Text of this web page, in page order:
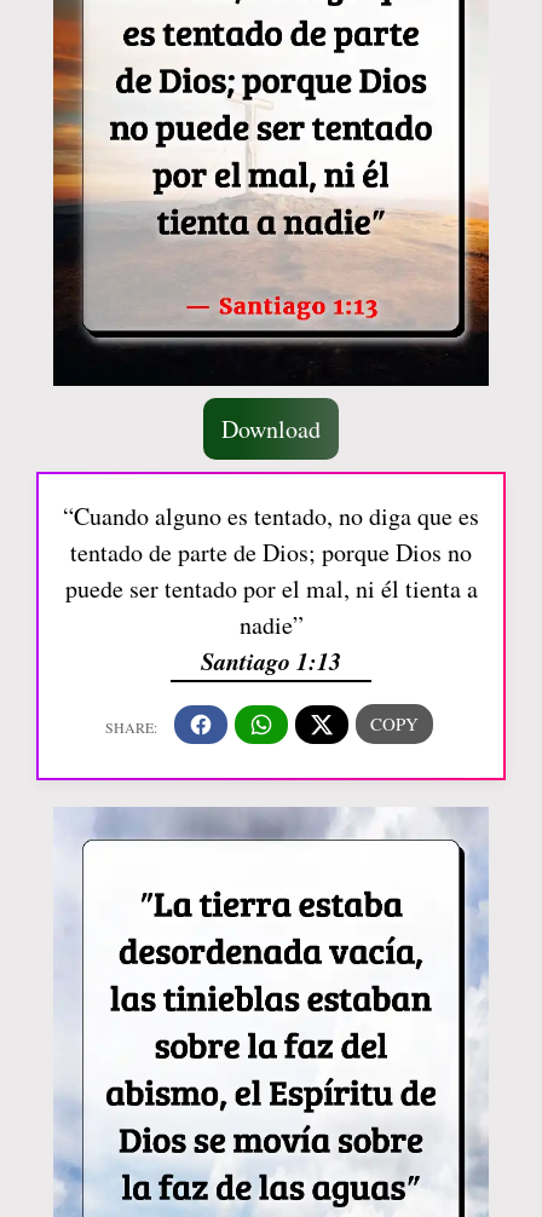
Download
“Cuando alguno es tentado, no diga que es
tentado de parte de Dios; porque Dios no
puede ser tentado por el mal, ni él tienta a
nadie”
Santiago 1:13